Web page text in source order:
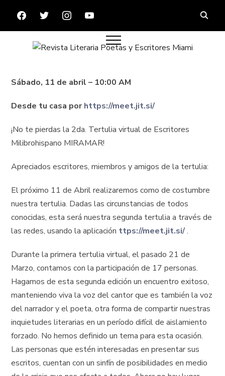
FACEBOOKTWITTERINSTAGRAMYOUTUBE
Sábado, 11 de abril – 10:00 AM
Desde tu casa porhttps://meet.jit.si/
¡No te pierdas la 2da. Tertulia virtual de Escritores
Milibrohispano MIRAMAR!
Apreciados escritores, miembros y amigos de la tertulia:
El próximo 11 de Abril realizaremos como de costumbre
nuestra tertulia. Dadas las circunstancias de todos
conocidas, esta será nuestra segunda tertulia a través de
las redes, usando la aplicación ttps://meet.jit.si/.
Durante la primera tertulia virtual, el pasado 21 de
Marzo, contamos con la participación de 17 personas.
Hagamos de esta segunda edición un encuentro exitoso,
manteniendo viva la voz del cantor que es también la voz
del narrador y el poeta, otra forma de compartir nuestras
inquietudes literarias en un período difícil de aislamiento
forzado. No hemos definido un tema para esta ocasión.
Las personas que estén interesadas en presentar sus
escritos, cuentan con un sinfín de posibilidades en medio